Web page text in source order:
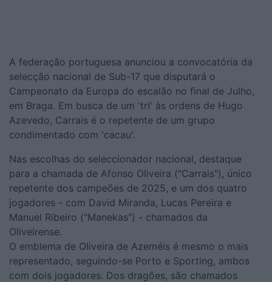
A federação portuguesa anunciou a convocatória da
selecção nacional de Sub-17 que disputará o
Campeonato da Europa do escalão no final de Julho,
em Braga. Em busca de um 'tri' às ordens de Hugo
Azevedo, Carrais é o repetente de um grupo
condimentado com 'cacau'.
Nas escolhas do seleccionador nacional, destaque
para a chamada de Afonso Oliveira ("Carrais"), único
repetente dos campeões de 2025, e um dos quatro
jogadores - com David Miranda, Lucas Pereira e
Manuel Ribeiro ("Manekas") - chamados da
Oliveirense.
O emblema de Oliveira de Azeméis é mesmo o mais
representado, seguindo-se Porto e Sporting, ambos
com dois jogadores. Dos dragões, são chamados